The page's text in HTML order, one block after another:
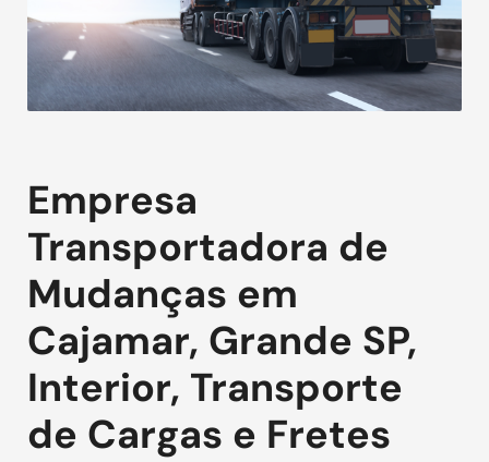
Empresa
Transportadora de
Mudanças em
Cajamar, Grande SP,
Interior, Transporte
de Cargas e Fretes